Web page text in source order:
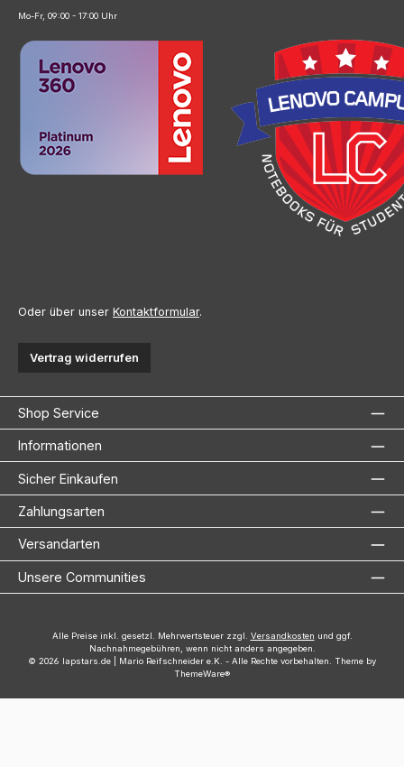
Mo-Fr, 09:00 - 17:00 Uhr
Oder über unser Kontaktformular.
Vertrag widerrufen
Shop Service
Informationen
Sicher Einkaufen
Zahlungsarten
Versandarten
Unsere Communities
Alle Preise inkl. gesetzl. Mehrwertsteuer zzgl. Versandkosten und ggf.
Nachnahmegebühren, wenn nicht anders angegeben.
© 2026 lapstars.de | Mario Reifschneider e.K. - Alle Rechte vorbehalten. Theme by
ThemeWare®